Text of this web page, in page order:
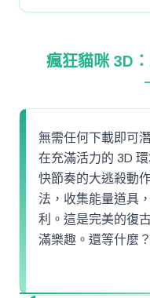
瘋狂貓咪 3D
無需任何下載即可
在充滿活力的 3D
快節奏的大逃殺動
法，收集能量道具
利。這是完美的復
滿樂趣。還等什麼